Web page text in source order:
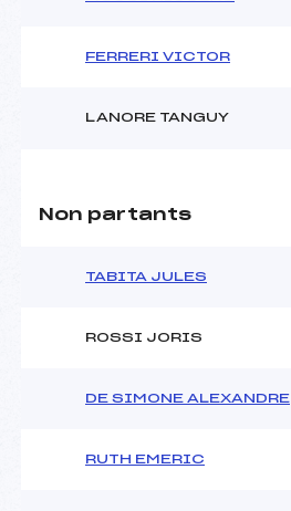
FERRERI VICTOR
LANORE TANGUY
Non partants
TABITA JULES
ROSSI JORIS
DE SIMONE ALEXANDRE
RUTH EMERIC